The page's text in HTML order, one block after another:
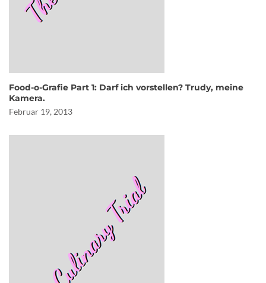
Food-o-Grafie Part 1: Darf ich vorstellen? Trudy, meine
Kamera.
Februar 19, 2013